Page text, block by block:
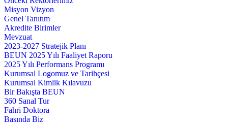
Misyon Vizyon
Genel Tanıtım
Akredite Birimler
Mevzuat
2023-2027 Stratejik Planı
BEUN 2025 Yılı Faaliyet Raporu
2025 Yılı Performans Programı
Kurumsal Logomuz ve Tarihçesi
Kurumsal Kimlik Kılavuzu
Bir Bakışta BEUN
360 Sanal Tur
Fahri Doktora
Basında Biz